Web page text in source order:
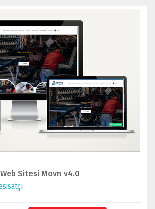
İNCELE
SATIN AL
Sitesi Movn v4.0